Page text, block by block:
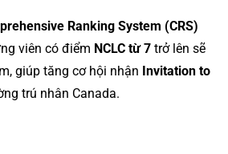
Ranking System (CRS)
viên có điểm NCLC từ 7 trở lên sẽ
giúp tăng cơ hội nhận Invitation to
trú nhân Canada.